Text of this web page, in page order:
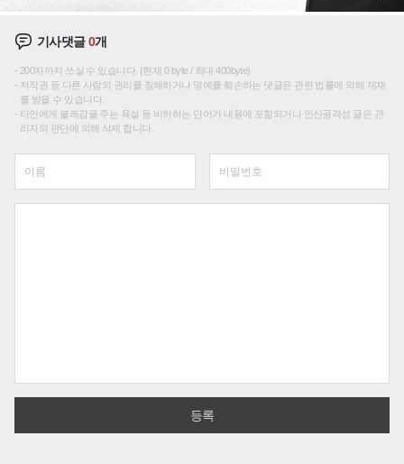
기사댓글0개
200자까지 쓰실 수 있습니다. (현재 0 byte / 최대 400byte)
저작권 등 다른 사람의 권리를 침해하거나 명예를 훼손하는 댓글은 관련 법률에 의해 제재
를 받을 수 있습니다.
타인에게 불쾌감을 주는 욕설 등 비하하는 단어가 내용에 포함되거나 인신공격성 글은 관
리자의 판단에 의해 삭제 합니다.